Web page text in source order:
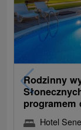
Rodzinny
programem
Hotel